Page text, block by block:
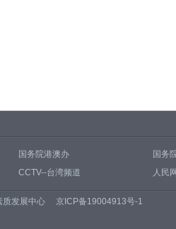
国务院港澳办
国务
CCTV--台湾频道 人民
质发展中心
京ICP备19004913号-1